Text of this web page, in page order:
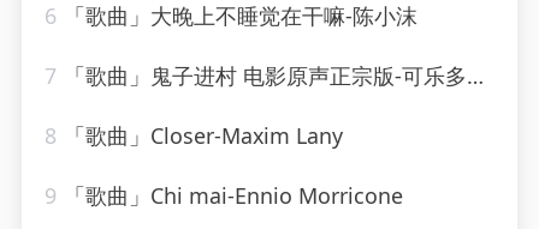
6 「歌曲」大晚上不睡觉在干嘛-陈小沫
7 「歌曲」鬼子进村 电影原声正宗版-可乐多加冰
8 「歌曲」Closer-Maxim Lany
9 「歌曲」Chi mai-Ennio Morricone